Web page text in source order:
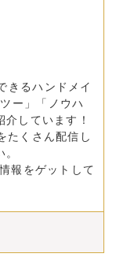
きるハンドメイ
ー」「ノウハ
しています！
たくさん配信し
報をゲットして